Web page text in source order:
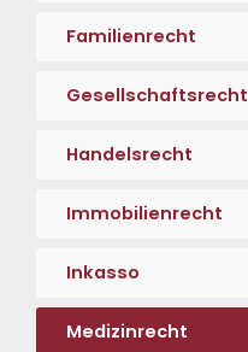
Familienrecht
Gesellschaftsrecht
Handelsrecht
Immobilienrecht
Inkasso
Medizinrecht